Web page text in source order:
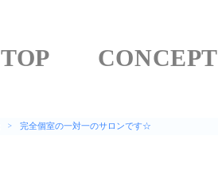
TOP CONCEPT
> 完全個室の一対一のサロンです☆